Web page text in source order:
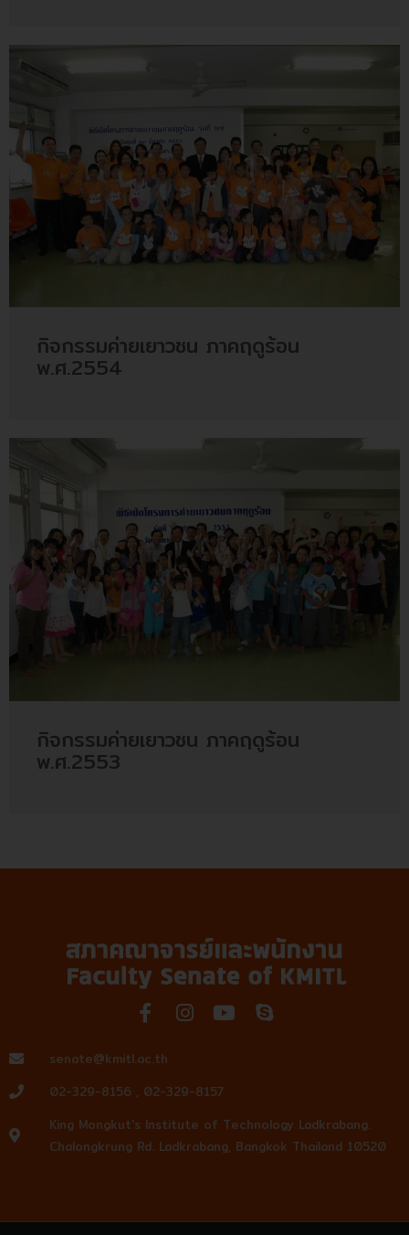
กิจกรรมค่ายเยาวชน ภาคฤดูร้อน
พ.ศ.2554
กิจกรรมค่ายเยาวชน ภาคฤดูร้อน
พ.ศ.2553
F
c
e
b
o
o
k
I
t
a
g
r
a
Y
t
u
b
e
S
senate@kmitl.ac.th
02-329-8156 , 02-329-8157
King Mongkut's Institute of Technology Ladkrabang.
Chalongkrung Rd. Ladkrabang, Bangkok Thailand 10520